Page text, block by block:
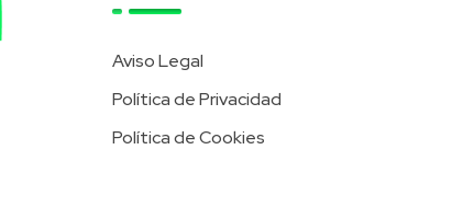
Aviso Legal
Política de Privacidad
Política de Cookies